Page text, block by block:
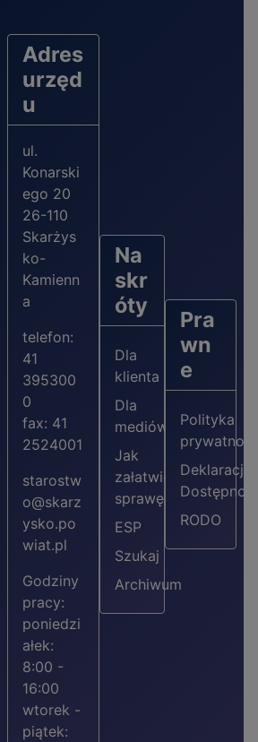
Adres
urzęd
u
ul.
Konarski
ego 20
26-110
Skarżys
ko-
Kamienn
a
telefon:
41
395300
0
fax: 41
2524001
starostw
o@skarz
ysko.po
wiat.pl
Godziny
pracy:
poniedzi
ałek:
8:00 -
16:00
wtorek -
piątek:
Na
skr
óty
Dla
klienta
Dla
mediów
Jak
załatwić
sprawę?
ESP
Szukaj
Archiwum
Pra
wn
e
Polityka
prywatności
Deklaracja
Dostępności
RODO